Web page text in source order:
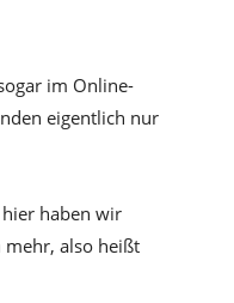
im Online-
eigentlich nur
haben wir
mehr, also heißt